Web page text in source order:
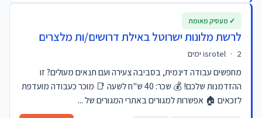
לרשת מלונות ישרוטל באילת דרושים/ות מלצרים
isrotel · 2 ימים
מחפשים עבודה דינמית, בסביבה צעירה ועם תנאים מעולים? זו
ההזדמנות שלכם! 💰 שכר: 40 ש"ח לשעה 📑 מוכר כעבודה מועדפת
לזכאים 🏠 אפשרות למגורים באתרי המגורים של ...
✓ מעסיק מאומת